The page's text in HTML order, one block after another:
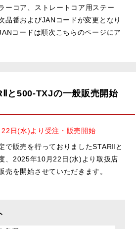
ーコア、ストレートコア用ステー
品番およびJANコードが変更となり
コードは順次こちらのページにア
と500-TXJの一般販売開始
日(水)より受注・販売開始
で販売を行っておりましたSTARⅡと
、2025年10月22日(水)より取扱店
売を開始させていただきます。